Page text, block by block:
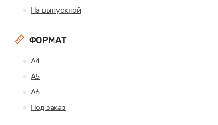
На выпускной
ФОРМАТ
А4
А5
А6
Под заказ